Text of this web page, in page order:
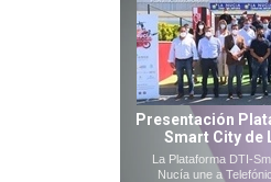
Presentación
Smart City de
La Plataforma DTI-
Nucía une a